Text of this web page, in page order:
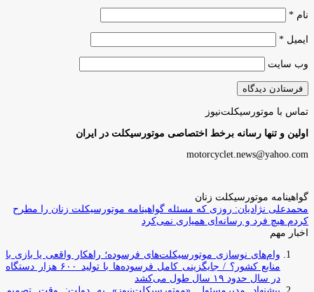
نام *
ایمیل *
وب‌ سایت
تماس با موتورسیکلت‌نیوز
اولین و تنها رسانه برخط اختصاصی موتورسیکلت در ایران
motorcyclet.news@yahoo.com
گواهینامه موتورسیکلت زنان
محمدعلی نژادیان: روزی که مسئله گواهینامه موتورسیکلت زنان را مطرح
کردم هیچ فرد و رسانه‌ای همیاری نمی‌کرد
اخبار مهم
وام‌های نوسازی موتورسیکلت‌های فرسوده؛ راهکار واقعی یا بازی با
منابع کشور؟ / جایگزینی کامل فرسوده‌ها با تولید ۶۰۰ هزار دستگاه
در سال حدود ۱۹ سال طول می‌کشد
پیشنهاد مدیرمسئول «موتورسیکلت‌نیوز» به دولت: وقت تصمیم